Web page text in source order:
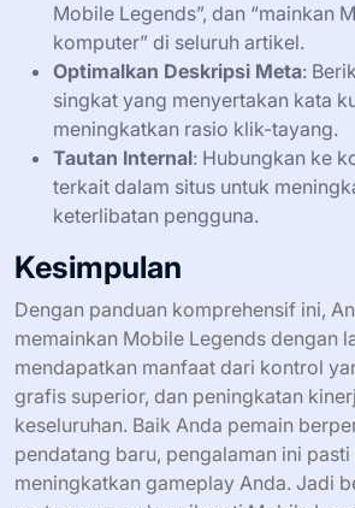
Mobile Legends”, dan “mainkan
komputer” di seluruh artikel.
Optimalkan Deskripsi Meta:
singkat yang menyertakan kata
meningkatkan rasio klik-tayang.
Tautan Internal: Hubungkan ke
terkait dalam situs untuk
keterlibatan pengguna.
Kesimpulan
Dengan panduan komprehensif ini,
memainkan Mobile Legends dengan
mendapatkan manfaat dari kontrol
grafis superior, dan peningkatan
keseluruhan. Baik Anda pemain
pendatang baru, pengalaman ini pasti
meningkatkan gameplay Anda. Jadi